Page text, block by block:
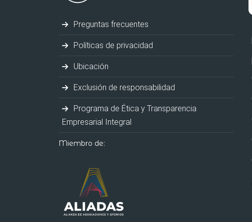
Preguntas frecuentes
Políticas de privacidad
Ubicación
Exclusión de responsabilidad
Programa de Ética y Transparencia
Empresarial Integral
Miembro de: